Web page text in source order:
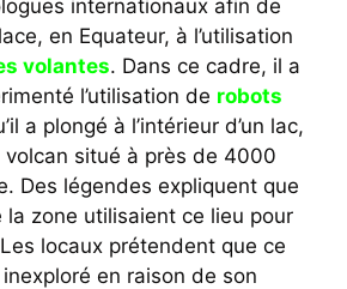
internationaux afin de
en Equateur, à l’utilisation
volantes. Dans ce cadre, il a
l’utilisation de robots
a plongé à l’intérieur d’un lac,
volcan situé à près de 4000
Des légendes expliquent que
zone utilisaient ce lieu pour
locaux prétendent que ce
en raison de son